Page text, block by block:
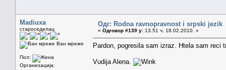
Madiuxa
староседелац
Ван мреже
Пол:
Организација:
Одг: Rodna ravnopravnost i srpski jezik
« Одговор #139 у: 13.51 ч. 18.02.2010. »
Pardon, pogresila sam izraz. Htela sam reci
Vudija Alena.